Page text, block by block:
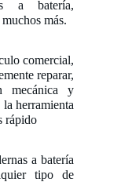
a batería,
más.
comercial,
reparar,
mecánica y
herramienta
rápido
a batería
tipo de